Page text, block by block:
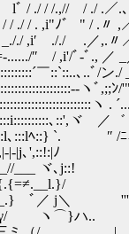
.llﾞ !ﾞ/ ｌ lﾞ /
/ / / ./ / . ,i"ﾉ
./ ,i′ ././ .
″ / ,i'/ﾞ‐ﾞ.,
￣::`::..､..ﾞ/ン
ヽﾞ,;;ﾝ/'" ,
､::',
ﾍ::} `. ″ /ﾆニニ
',::!:|ﾉ /ﾆ
､j::! ´,.. -''',
_,,.. -
j＼ '''"゛
ハ.. : ,ﾞ,